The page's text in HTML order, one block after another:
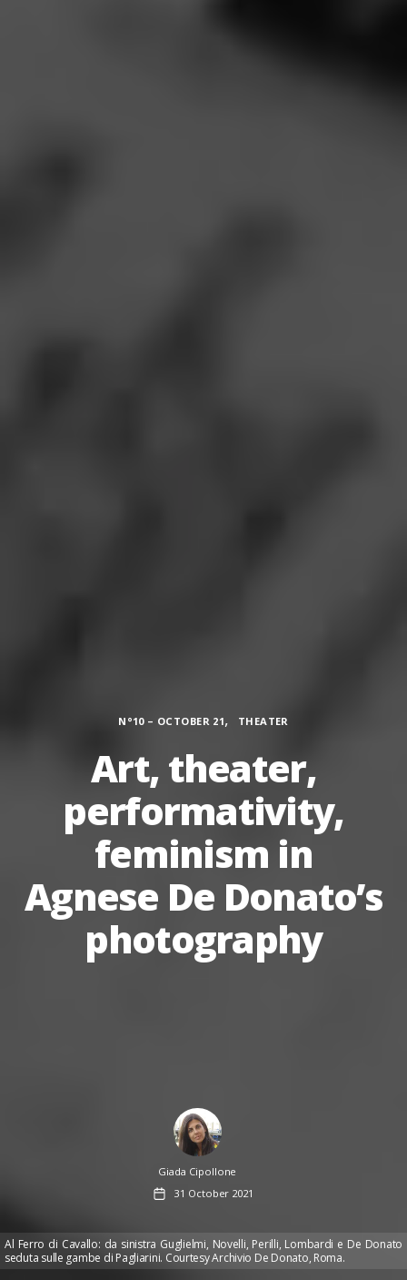
Categories
N°10 – OCTOBER 21, THEATER
Art, theater,
performativity,
feminism in
Agnese De Donato’s
photography
Author
Giada Cipollone
Post
date
31 October 2021
Al Ferro di Cavallo: da sinistra Guglielmi, Novelli, Perilli, Lombardi e De Donato
seduta sulle gambe di Pagliarini. Courtesy Archivio De Donato, Roma.